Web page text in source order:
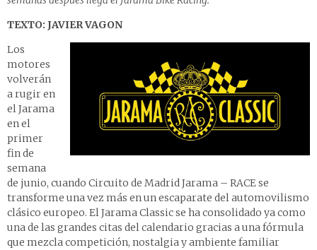
TEXTO: JAVIER VAGON
Los
motores
volverán
a rugir en
el Jarama
en el
primer
fin de
semana
de junio, cuando Circuito de Madrid Jarama – RACE se
transforme una vez más en un escaparate del automovilismo
clásico europeo. El Jarama Classic se ha consolidado ya como
una de las grandes citas del calendario gracias a una fórmula
que mezcla competición, nostalgia y ambiente familiar